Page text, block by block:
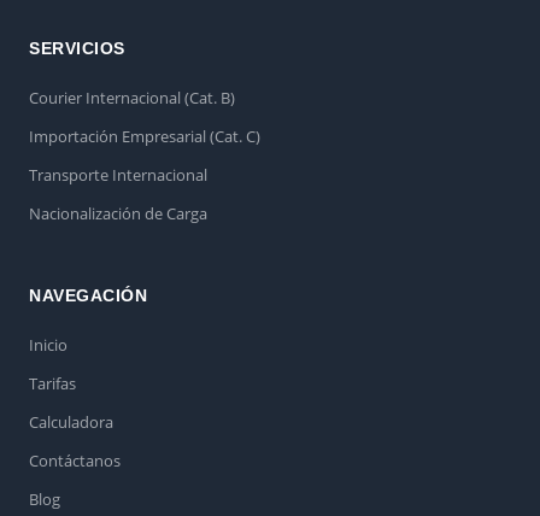
SERVICIOS
Courier Internacional (Cat. B)
Importación Empresarial (Cat. C)
Transporte Internacional
Nacionalización de Carga
NAVEGACIÓN
Inicio
Tarifas
Calculadora
Contáctanos
Blog